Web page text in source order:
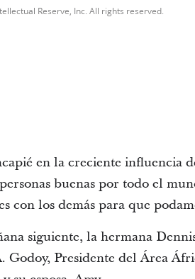
Reserve, Inc. All rights reserved.
en la creciente influencia
buenas por todo el
con los demás para que
siguiente, la hermana
Godoy, Presidente del Área